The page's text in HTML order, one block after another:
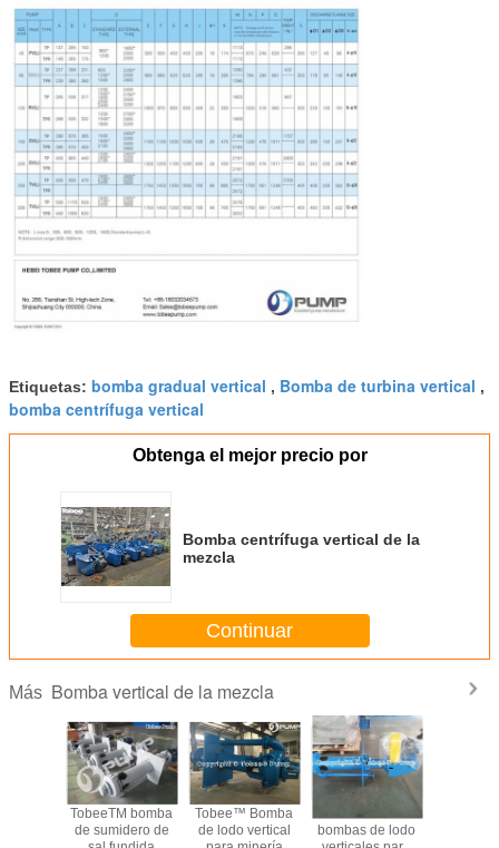
Etiquetas: bomba gradual vertical , Bomba de turbina vertical ,
bomba centrífuga vertical
Obtenga el mejor precio por
Bomba centrífuga vertical de la
mezcla
Continuar
Más Bomba vertical de la mezcla
TobeeTM bomba
de sumidero de
Tobee™ Bomba
de lodo vertical
Fabricante de
bombas de lodo